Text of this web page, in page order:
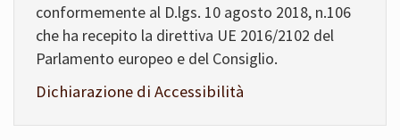
conformemente al D.lgs. 10 agosto 2018, n.106
che ha recepito la direttiva UE 2016/2102 del
Parlamento europeo e del Consiglio.
Dichiarazione di Accessibilità